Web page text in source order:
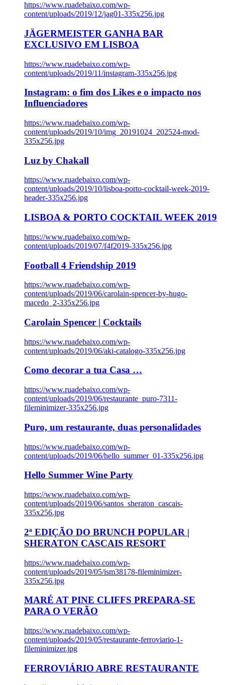
https://www.ruadebaixo.com/wp-
content/uploads/2019/12/jag01-335x256.jpg
JÄGERMEISTER GANHA BAR
EXCLUSIVO EM LISBOA
https://www.ruadebaixo.com/wp-
content/uploads/2019/11/instagram-335x256.jpg
Instagram: o fim dos Likes e o impacto nos
Influenciadores
https://www.ruadebaixo.com/wp-
content/uploads/2019/10/img_20191024_202524-mod-
335x256.jpg
Luz by Chakall
https://www.ruadebaixo.com/wp-
content/uploads/2019/10/lisboa-porto-cocktail-week-2019-
header-335x256.jpg
LISBOA & PORTO COCKTAIL WEEK 2019
https://www.ruadebaixo.com/wp-
content/uploads/2019/07/f4f2019-335x256.jpg
Football 4 Friendship 2019
https://www.ruadebaixo.com/wp-
content/uploads/2019/06/carolain-spencer-by-hugo-
macedo_2-335x256.jpg
Carolain Spencer | Cocktails
https://www.ruadebaixo.com/wp-
content/uploads/2019/06/aki-catalogo-335x256.jpg
Como decorar a tua Casa …
https://www.ruadebaixo.com/wp-
content/uploads/2019/06/restaurante_puro-7311-
fileminimizer-335x256.jpg
Puro, um restaurante, duas personalidades
https://www.ruadebaixo.com/wp-
content/uploads/2019/06/hello_summer_01-335x256.jpg
Hello Summer Wine Party
https://www.ruadebaixo.com/wp-
content/uploads/2019/06/santos_sheraton_cascais-
335x256.jpg
2ª EDIÇÃO DO BRUNCH POPULAR |
SHERATON CASCAIS RESORT
https://www.ruadebaixo.com/wp-
content/uploads/2019/05/ism38178-fileminimizer-
335x256.jpg
MARÉ AT PINE CLIFFS PREPARA-SE
PARA O VERÃO
https://www.ruadebaixo.com/wp-
content/uploads/2019/05/restaurante-ferroviario-1-
fileminimizer.jpg
FERROVIÁRIO ABRE RESTAURANTE